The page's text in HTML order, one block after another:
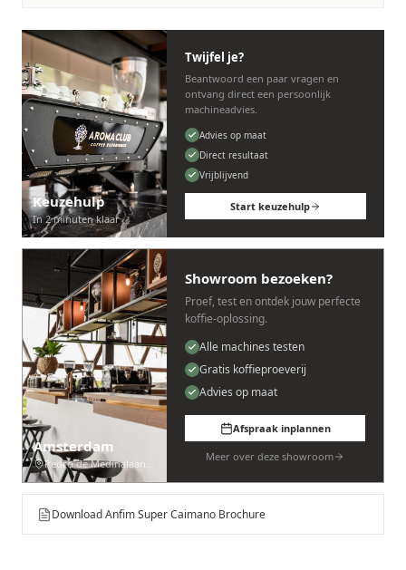
Keuzehulp
In 2 minuten klaar
Twijfel je?
Beantwoord een paar vragen en
ontvang direct een persoonlijk
machineadvies.
Advies op maat
Direct resultaat
Vrijblijvend
Start keuzehulp
Amsterdam
Pedro de Medinalaan 53
Showroom bezoeken?
Proef, test en ontdek jouw perfecte
koffie-oplossing.
Alle machines testen
Gratis koffieproeverij
Advies op maat
Afspraak inplannen
Meer over deze showroom
Download Anfim Super Caimano Brochure